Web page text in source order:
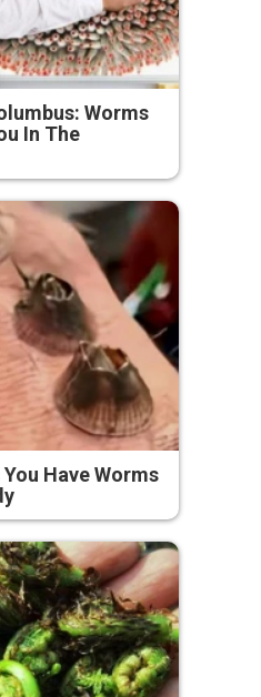
Worms
In The
Have Worms